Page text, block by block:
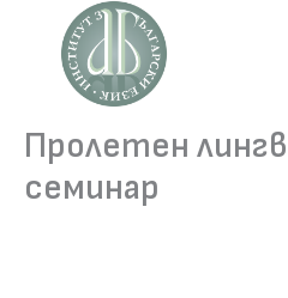
content
Пролетен
семинар